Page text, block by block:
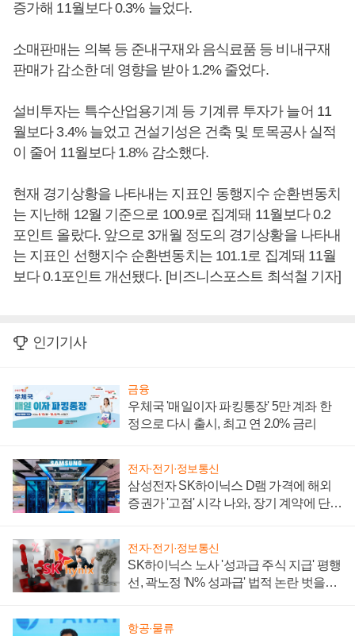
증가해 11월보다 0.3% 늘었다.
소매판매는 의복 등 준내구재와 음식료품 등 비내구재
판매가 감소한 데 영향을 받아 1.2% 줄었다.
설비투자는 특수산업용기계 등 기계류 투자가 늘어 11
월보다 3.4% 늘었고 건설기성은 건축 및 토목공사 실적
이 줄어 11월보다 1.8% 감소했다.
현재 경기상황을 나타내는 지표인 동행지수 순환변동치
는 지난해 12월 기준으로 100.9로 집계돼 11월보다 0.2
포인트 올랐다. 앞으로 3개월 정도의 경기상황을 나타내
는 지표인 선행지수 순환변동치는 101.1로 집계돼 11월
보다 0.1포인트 개선됐다. [비즈니스포스트 최석철 기자]
인기기사
금융
우체국 '매일이자 파킹통장' 5만 계좌 한
정으로 다시 출시, 최고 연 2.0% 금리
전자·전기·정보통신
삼성전자 SK하이닉스 D램 가격에 해외
증권가 '고점' 시각 나와, 장기 계약에 단점
전자·전기·정보통신
SK하이닉스 노사 '성과급 주식 지급' 평행
선, 곽노정 'N% 성과급' 법적 논란 벗을지
항공·물류